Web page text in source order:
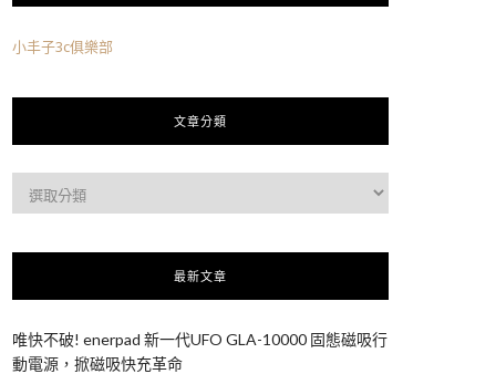
小丰子3c俱樂部
文章分類
最新文章
唯快不破! enerpad 新一代UFO GLA-10000 固態磁吸行
動電源，掀磁吸快充革命